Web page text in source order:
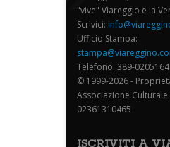
"vive" Viareggio e la
Scrivici:
Ufficio Stampa:
Telefono: 389-0205164
© 1999-2026 -
Associazione Culturale
02361310465
ISCRIVITI A